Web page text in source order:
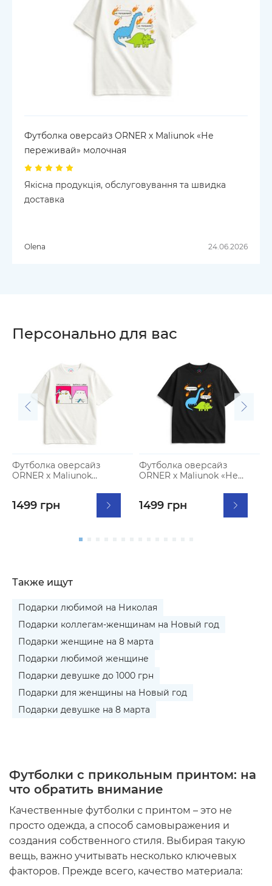
Футболка оверсайз ORNER х Maliunok «Не
переживай» молочная
Якісна продукція, обслуговування та швидка
доставка
Olena 24.06.2026
Персонально для вас
Футболка оверсайз
ORNER х Maliunok
1499 грн
Футболка оверсайз
ORNER х Maliunok «Не
1499 грн
Также ищут
Подарки любимой на Николая
Подарки коллегам-женщинам на Новый год
Подарки женщине на 8 марта
Подарки любимой женщине
Подарки девушке до 1000 грн
Подарки для женщины на Новый год
Подарки девушке на 8 марта
Футболки с прикольным принтом: на
что обратить внимание
Качественные футболки с принтом – это не
просто одежда, а способ самовыражения и
создания собственного стиля. Выбирая такую
вещь, важно учитывать несколько ключевых
факторов. Прежде всего, качество материала: